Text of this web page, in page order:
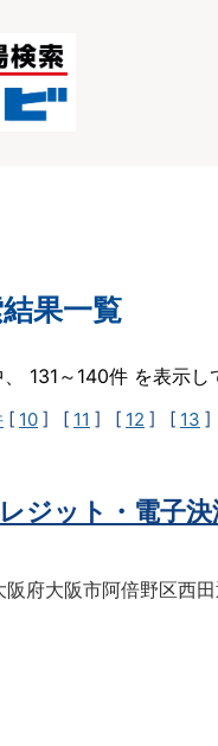
果一覧
131～140件 を表示し
[ 10 ] [ 11 ] [ 12 ] [ 13 ]
レジット・電子
阪府大阪市阿倍野区西